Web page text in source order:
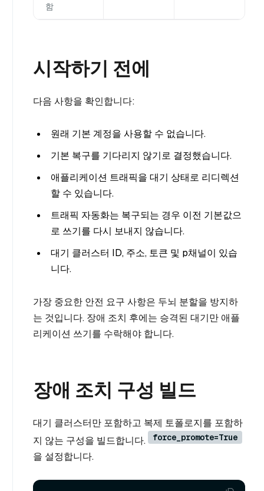
함
시작하기 전에
다음 사항을 확인합니다:
원래 기본 계정을 사용할 수 없습니다.
기본 복구를 기다리지 않기로 결정했습니다.
애플리케이션 트래픽을 대기 상태로 리디렉션
할 수 있습니다.
트래픽 자동화는 복구되는 경우 이전 기본값으
로 쓰기를 다시 보내지 않습니다.
대기 클러스터 ID, 주소, 토큰 및 p채널이 있습
니다.
가장 중요한 안전 요구 사항은 두뇌 분할을 방지하
는 것입니다. 장애 조치 후에는 승격된 대기만 애플
리케이션 쓰기를 수락해야 합니다.
장애 조치 구성 빌드
대기 클러스터만 포함하고 복제 토폴로지를 포함하
지 않는 구성을 빌드합니다.
force_promote=True
을 설정합니다.